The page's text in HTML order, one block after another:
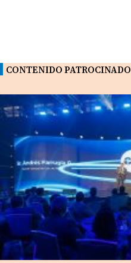
CONTENIDO PATROCINADO